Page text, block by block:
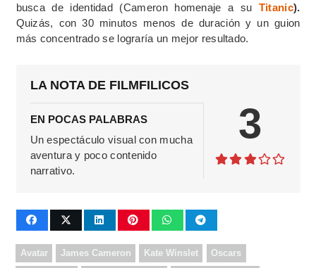
busca de identidad (Cameron homenaje a su Titanic).
Quizás, con 30 minutos menos de duración y un guion
más concentrado se lograría un mejor resultado.
LA NOTA DE FILMFILICOS
EN POCAS PALABRAS
Un espectáculo visual con mucha
aventura y poco contenido
narrativo.
3
Avatar James Cameron Kate Winslet Oscars